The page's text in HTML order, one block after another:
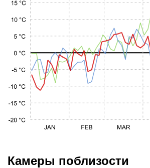
Камеры поблизости